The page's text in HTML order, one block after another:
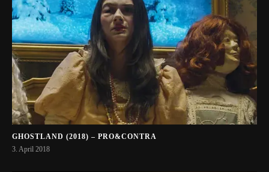
GHOSTLAND (2018) – PRO&CONTRA
3. April 2018